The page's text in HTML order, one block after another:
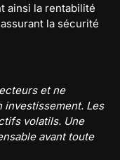
ainsi la rentabilité
la sécurité
et ne
Les
volatils. Une
avant toute